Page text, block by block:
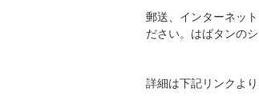
郵送、インターネッ
ださい。はばタンのシ
詳細は下記リンクより